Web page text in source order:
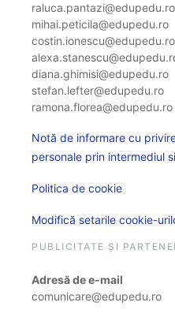
raluca.pantazi@edupedu.ro
mihai.peticila@edupedu.ro
costin.ionescu@edupedu.ro
diana.ghimisi@edupedu.ro
stefan.lefter@edupedu.ro
ramona.florea@edupedu.ro
Notă de informare cu
personale prin intermediul
Politica de cookie
Modifică setarile cookie-
PUBLICITATE ȘI
Adresă de e-mail
comunicare@edupedu.ro